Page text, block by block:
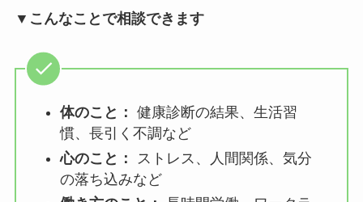
【案内文例2：社内報・イントラネット向け（詳
細版）】
【〇月】産業医健康相談日のお知らせ